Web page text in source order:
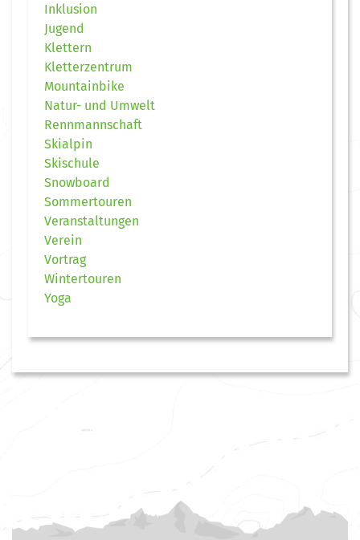
Inklusion
Jugend
Klettern
Kletterzentrum
Mountainbike
Natur- und Umwelt
Rennmannschaft
Skialpin
Skischule
Snowboard
Sommertouren
Veranstaltungen
Verein
Vortrag
Wintertouren
Yoga